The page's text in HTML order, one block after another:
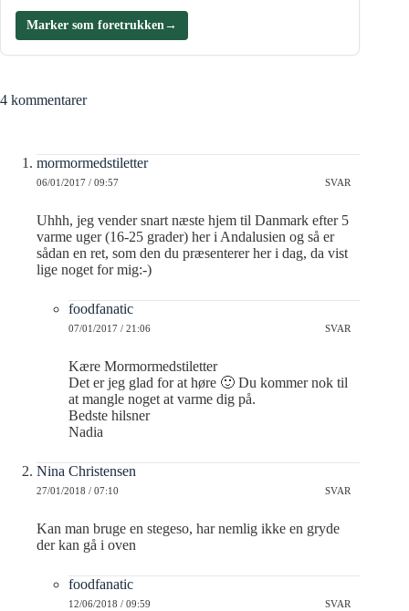
Marker som foretrukken →
4 kommentarer
mormormedstiletter
06/01/2017 / 09:57 SVAR
Uhhh, jeg vender snart næste hjem til Danmark efter 5
varme uger (16-25 grader) her i Andalusien og så er
sådan en ret, som den du præsenterer her i dag, da vist
lige noget for mig:-)
foodfanatic
07/01/2017 / 21:06 SVAR
Kære Mormormedstiletter
Det er jeg glad for at høre 🙂 Du kommer nok til
at mangle noget at varme dig på.
Bedste hilsner
Nadia
Nina Christensen
27/01/2018 / 07:10 SVAR
Kan man bruge en stegeso, har nemlig ikke en gryde
der kan gå i oven
foodfanatic
12/06/2018 / 09:59 SVAR